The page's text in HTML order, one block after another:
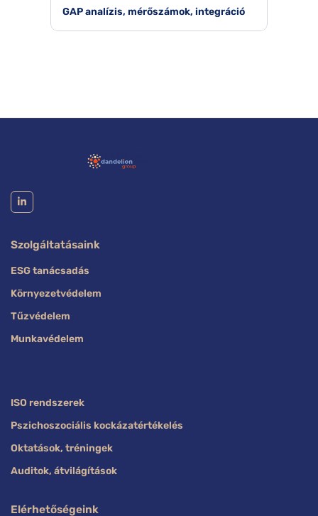
GAP analízis, mérőszámok, integráció
Szolgáltatásaink
ESG tanácsadás
Környezetvédelem
Tűzvédelem
Munkavédelem
ISO rendszerek
Pszichoszociális kockázatértékelés
Oktatások, tréningek
Auditok, átvilágítások
Elérhetőségeink